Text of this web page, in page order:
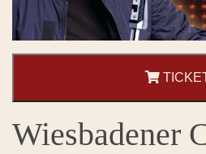
Wiesbadener